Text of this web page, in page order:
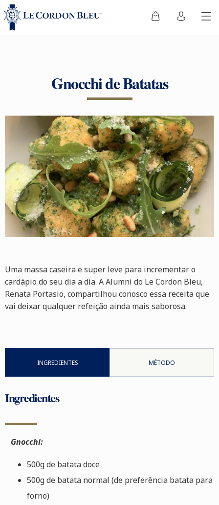
Gnocchi de Batatas
Uma massa caseira e super leve para incrementar o
cardápio do seu dia a dia. A Alumni do Le Cordon Bleu,
Renata Portasio, compartilhou conosco essa receita que
vai deixar qualquer refeição ainda mais saborosa.
INGREDIENTES MÉTODO
Ingredientes
Gnocchi:
500g de batata doce
500g de batata normal (de preferência batata para
forno)